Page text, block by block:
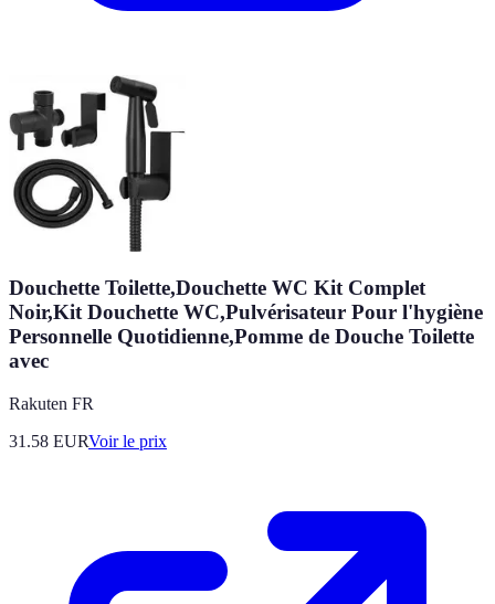
Douchette Toilette,Douchette WC Kit Complet
Noir,Kit Douchette WC,Pulvérisateur Pour l'hygiène
Personnelle Quotidienne,Pomme de Douche Toilette
avec
Rakuten FR
31.58 EURVoir le prix